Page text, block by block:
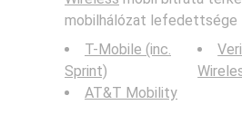
mobilhálózat lefedettsége
T-Mobile (inc.
Sprint)
AT&T Mobility